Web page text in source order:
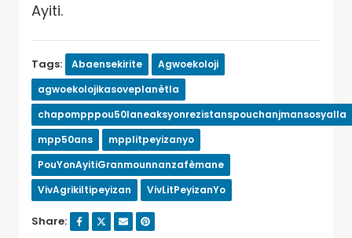
Ayiti.
Tags: Abaensekirite
Agwoekoloji
agwoekolojikasoveplanètla
chapompppou50laneaksyonrezistanspouchanjmansosyalla
mpp50ans
mpplitpeyizanyo
PouYonAyitiGranmounnanzafèmane
VivAgrikiltipeyizan
VivLitPeyizanYo
Share: